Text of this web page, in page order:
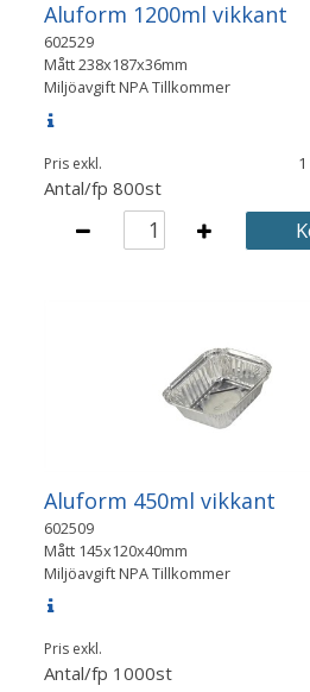
Aluform 1200ml vikkant
602529
Mått238x187x36mm
Miljöavgift NPA Tillkommer
Pris exkl.
Antal/fp 800st
Aluform 450ml vikkant
602509
Mått 145x120x40mm
Miljöavgift NPA Tillkommer
Pris exkl.
Antal/fp 1000st